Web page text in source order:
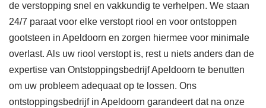
de verstopping snel en vakkundig te verhelpen. We staan
24/7 paraat voor elke verstopt riool en voor ontstoppen
gootsteen in Apeldoorn en zorgen hiermee voor minimale
overlast. Als uw riool verstopt is, rest u niets anders dan de
expertise van Ontstoppingsbedrijf Apeldoorn te benutten
om uw probleem adequaat op te lossen. Ons
ontstoppingsbedrijf in Apeldoorn garandeert dat na onze